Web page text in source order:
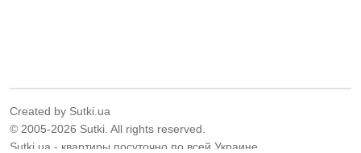
Created by Sutki.ua
© 2005-2026 Sutki. All rights reserved.
Sutki.ua - квартиры посуточно по всей Украине.